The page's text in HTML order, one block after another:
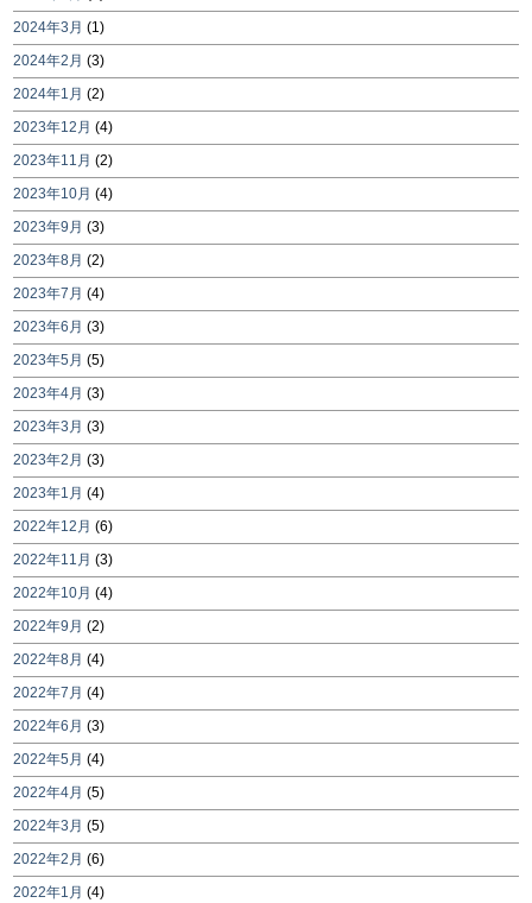
2024年3月 (1)
2024年2月 (3)
2024年1月 (2)
2023年12月 (4)
2023年11月 (2)
2023年10月 (4)
2023年9月 (3)
2023年8月 (2)
2023年7月 (4)
2023年6月 (3)
2023年5月 (5)
2023年4月 (3)
2023年3月 (3)
2023年2月 (3)
2023年1月 (4)
2022年12月 (6)
2022年11月 (3)
2022年10月 (4)
2022年9月 (2)
2022年8月 (4)
2022年7月 (4)
2022年6月 (3)
2022年5月 (4)
2022年4月 (5)
2022年3月 (5)
2022年2月 (6)
2022年1月 (4)